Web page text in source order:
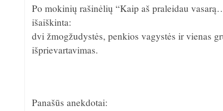
Po mokinių rašinėlių “Kaip aš praleidau
išaiškinta:
dvi žmogžudystės, penkios vagystės ir vienas
išprievartavimas.
Panašūs anekdotai: